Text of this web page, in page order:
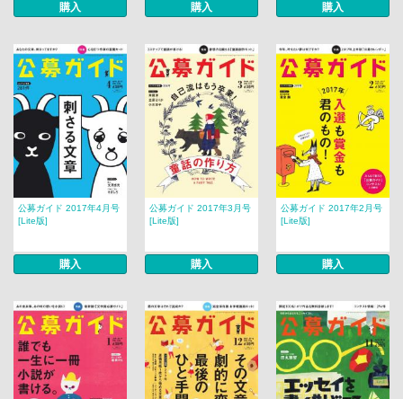
購入 購入 購入
公募ガイド 2017年4月号
[Lite版]
購入
公募ガイド 2017年3月号
[Lite版]
購入
公募ガイド 2017年2月号
[Lite版]
購入